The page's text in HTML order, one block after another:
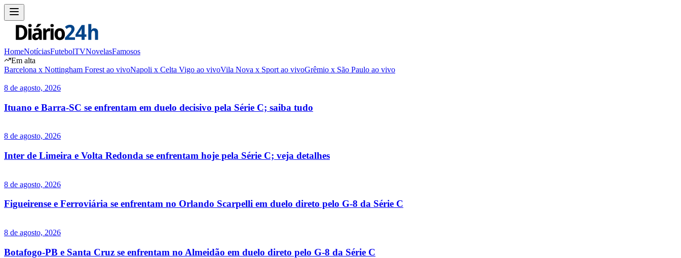
HomeNotíciasFutebolTVNovelasFamosos
Em alta
Barcelona x Nottingham Forest ao vivoNapoli x Celta Vigo ao vivoVila Nova x Sport ao vivoGrêmio x São Paulo ao vivo
8 de agosto, 2026
Ituano e Barra-SC se enfrentam em duelo decisivo pela Série C; saiba tudo
8 de agosto, 2026
Inter de Limeira e Volta Redonda se enfrentam hoje pela Série C; veja detalhes
8 de agosto, 2026
Figueirense e Ferroviária se enfrentam no Orlando Scarpelli em duelo direto pelo G-8 da Série C
8 de agosto, 2026
Botafogo-PB e Santa Cruz se enfrentam no Almeidão em duelo direto pelo G-8 da Série C